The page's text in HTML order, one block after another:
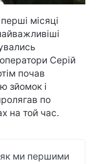
місяці
Серій
почав
зйомок і
по
на той час.
як ми першими